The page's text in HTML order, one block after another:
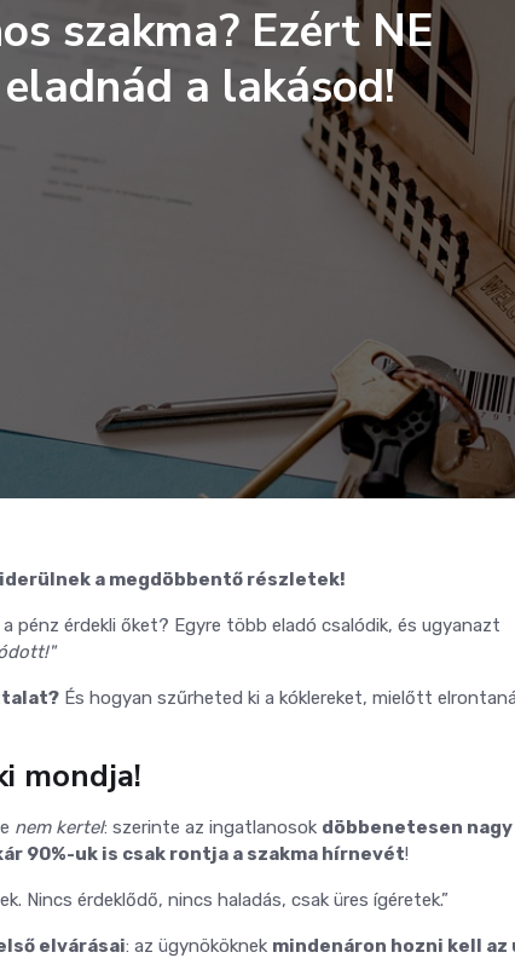
szakma? Ezért NE
a lakásod!
a megdöbbentő részletek!
pénz érdekli őket? Egyre több eladó csalódik, és ugyanazt
És hogyan szűrheted ki a kóklereket, mielőtt
mondja!
nem kertel: szerinte az ingatlanosok döbbenetesen
90%-uk is csak rontja a szakma hírnevét!
Nincs érdeklődő, nincs haladás, csak üres ígéretek.”
elvárásai: az ügynököknek mindenáron hozni kell az